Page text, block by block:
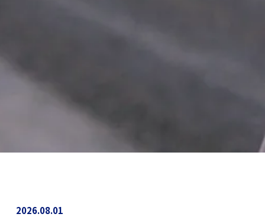
2026.08.01